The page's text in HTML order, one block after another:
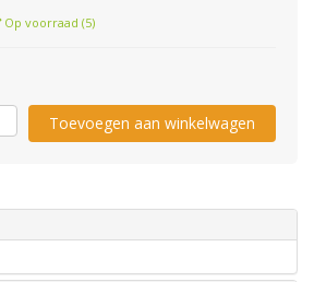
Op voorraad (5)
Toevoegen aan winkelwagen